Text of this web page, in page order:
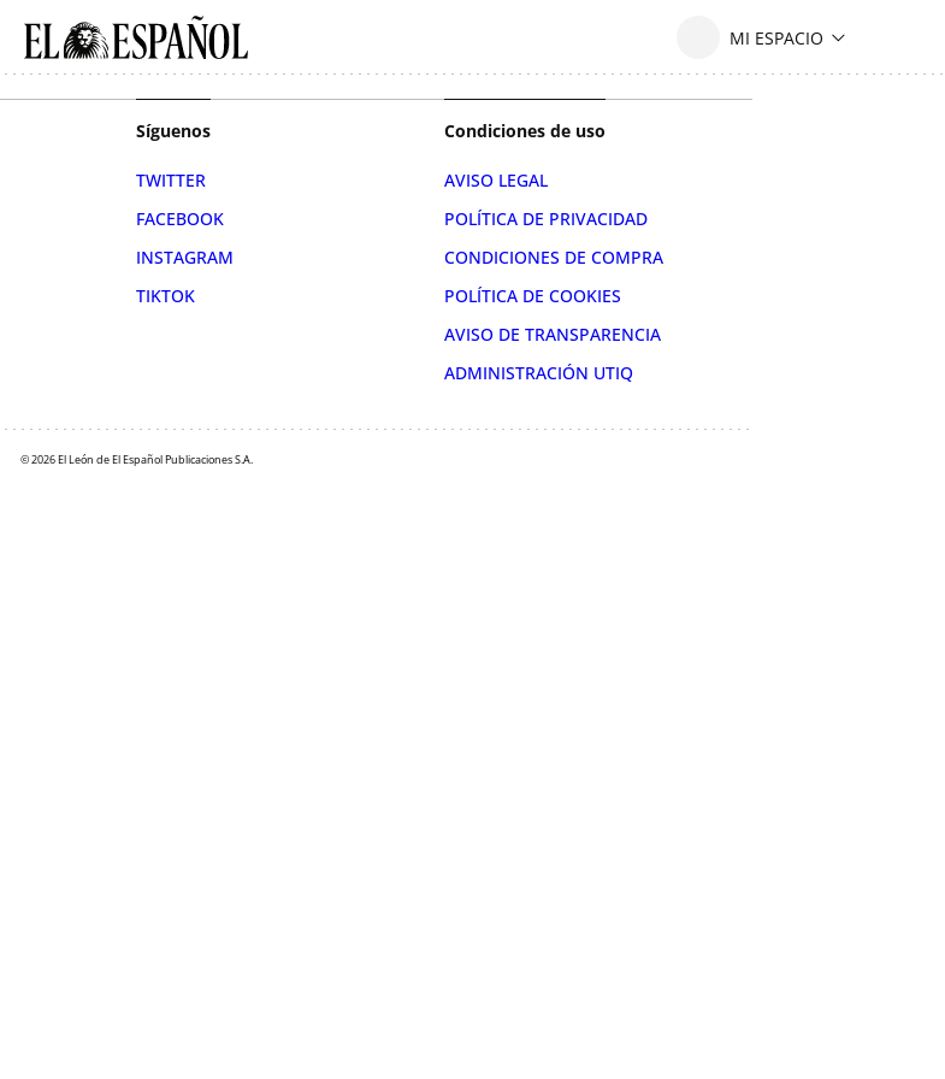
Síguenos
TWITTER
FACEBOOK
INSTAGRAM
TIKTOK
Condiciones de uso
AVISO LEGAL
POLÍTICA DE PRIVACIDAD
CONDICIONES DE COMPRA
POLÍTICA DE COOKIES
AVISO DE TRANSPARENCIA
ADMINISTRACIÓN UTIQ
© 2026 El León de El Español Publicaciones S.A.